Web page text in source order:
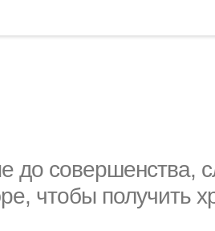
до совершенства,
чтобы получить